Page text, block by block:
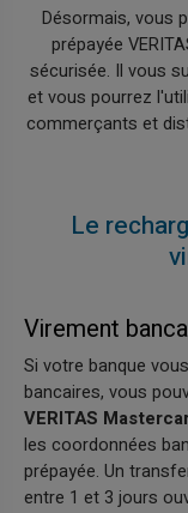
Désormais, vous
prépayée
sécurisée. Il vous
et vous pourrez
commerçants et
Le
Virement
Si votre banque
bancaires, vous
VERITAS
les coordonnées
prépayée. Un
entre 1 et 3 jours